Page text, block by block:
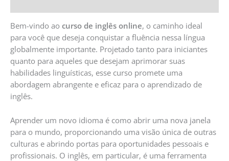
Bem-vindo ao curso de inglês online, o caminho ideal
para você que deseja conquistar a fluência nessa língua
globalmente importante. Projetado tanto para iniciantes
quanto para aqueles que desejam aprimorar suas
habilidades linguísticas, esse curso promete uma
abordagem abrangente e eficaz para o aprendizado de
inglês.
Aprender um novo idioma é como abrir uma nova janela
para o mundo, proporcionando uma visão única de outras
culturas e abrindo portas para oportunidades pessoais e
profissionais. O inglês, em particular, é uma ferramenta